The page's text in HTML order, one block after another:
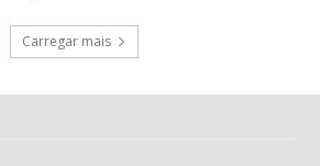
Carregar mais